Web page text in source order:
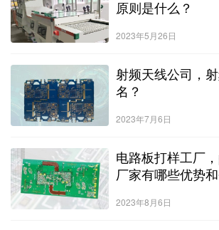
原则是什么？
2023年5月26日
射频天线公司，
名？
2023年7月6日
电路板打样工厂
厂家有哪些优势
2023年8月6日